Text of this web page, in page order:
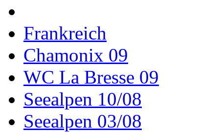
Frankreich
Chamonix 09
WC La Bresse 09
Seealpen 10/08
Seealpen 03/08